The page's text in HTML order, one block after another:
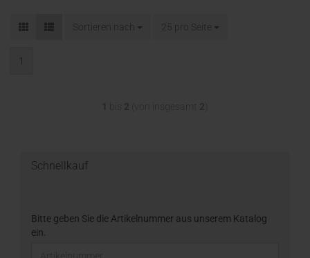
Sortieren nach 25 pro Seite
1
Schnellkauf
Bitte geben Sie die Artikelnummer aus unserem Katalog
ein.